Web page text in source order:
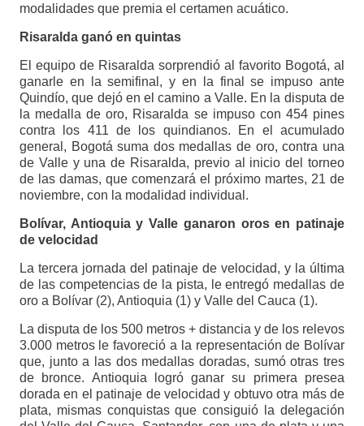
modalidades que premia el certamen acuático.
Risaralda ganó en quintas
El equipo de Risaralda sorprendió al favorito Bogotá, al
ganarle en la semifinal, y en la final se impuso ante
Quindío, que dejó en el camino a Valle. En la disputa de
la medalla de oro, Risaralda se impuso con 454 pines
contra los 411 de los quindianos. En el acumulado
general, Bogotá suma dos medallas de oro, contra una
de Valle y una de Risaralda, previo al inicio del torneo
de las damas, que comenzará el próximo martes, 21 de
noviembre, con la modalidad individual.
Bolívar, Antioquia y Valle ganaron oros en patinaje
de velocidad
La tercera jornada del patinaje de velocidad, y la última
de las competencias de la pista, le entregó medallas de
oro a Bolívar (2), Antioquia (1) y Valle del Cauca (1).
La disputa de los 500 metros + distancia y de los relevos
3.000 metros le favoreció a la representación de Bolívar
que, junto a las dos medallas doradas, sumó otras tres
de bronce. Antioquia logró ganar su primera presea
dorada en el patinaje de velocidad y obtuvo otra más de
plata, mismas conquistas que consiguió la delegación